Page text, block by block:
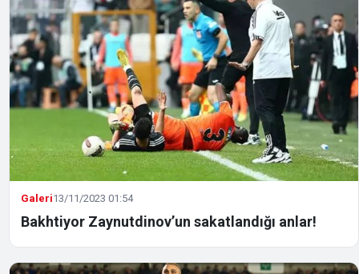
Galeri13/11/2023 01:54
Bakhtiyor Zaynutdinov’un sakatlandığı anlar!